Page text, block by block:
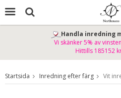
Produkten har blivit
Handla inredning
Vi skänker 5% av
Hittills 185152
Startsida Inredning efter färg Vit